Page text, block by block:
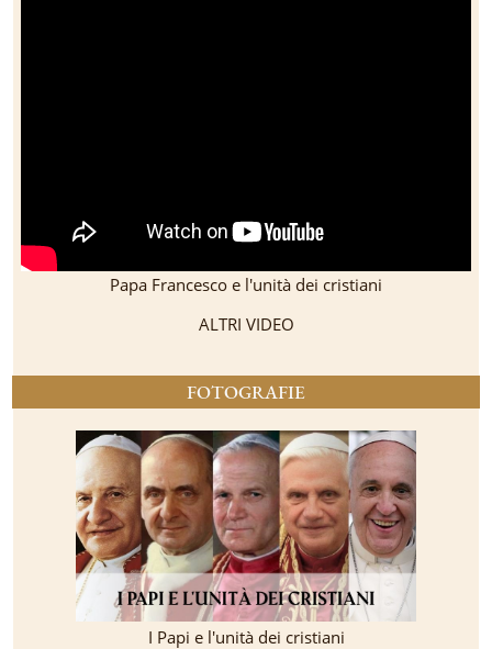
Papa Francesco e l'unità dei cristiani
ALTRI VIDEO
FOTOGRAFIE
I Papi e l'unità dei cristiani